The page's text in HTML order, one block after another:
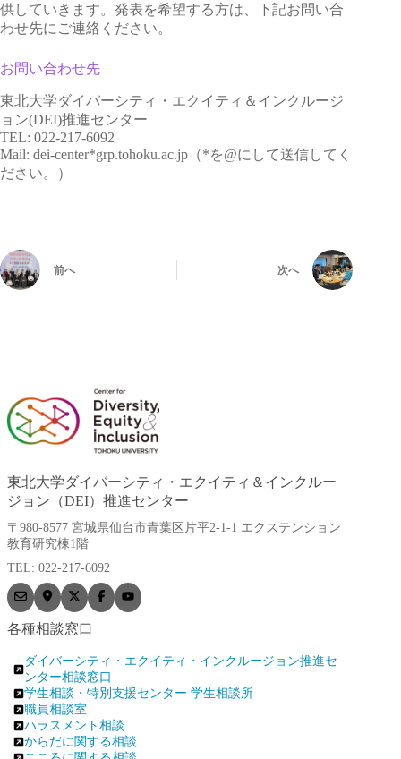
供していきます。発表を希望する方は、下記お問い合
わせ先にご連絡ください。
お問い合わせ先
東北大学ダイバーシティ・エクイティ＆インクルージ
ョン(DEI)推進センター
TEL: 022-217-6092
Mail: dei-center*grp.tohoku.ac.jp（*を@にして送信してく
ださい。）
前へ 次へ
東北大学ダイバーシティ・エクイティ＆インクルー
ジョン（DEI）推進センター
〒980-8577 宮城県仙台市青葉区片平2-1-1 エクステンション
教育研究棟1階
TEL: 022-217-6092
各種相談窓口
ダイバーシティ・エクイティ・インクルージョン推進セ
ンター相談窓口
学生相談・特別支援センター 学生相談所
職員相談室
ハラスメント相談
からだに関する相談